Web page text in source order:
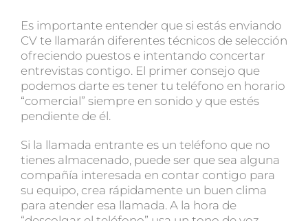
Es importante entender que si estás enviando
CV te llamarán diferentes técnicos de selección
ofreciendo puestos e intentando concertar
entrevistas contigo. El primer consejo que
podemos darte es tener tu teléfono en horario
“comercial” siempre en sonido y que estés
pendiente de él.
Si la llamada entrante es un teléfono que no
tienes almacenado, puede ser que sea alguna
compañía interesada en contar contigo para
su equipo, crea rápidamente un buen clima
para atender esa llamada. A la hora de